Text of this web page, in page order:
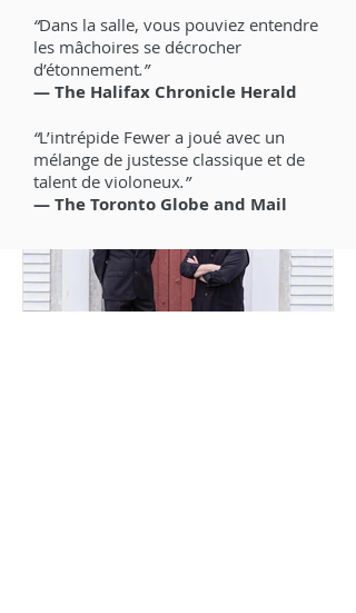
Chamber Fest 2021 dont Infusion
Baroque, collectif9, Mark...
“Dans la salle, vous pouviez entendre
les mâchoires se décrocher
d’étonnement.”
— The Halifax Chronicle Herald
“L’intrépide Fewer a joué avec un
mélange de justesse classique et de
talent de violoneux.”
— The Toronto Globe and Mail